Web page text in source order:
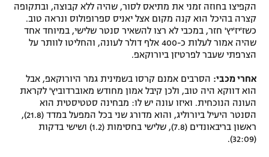
הקפיצו בחוזה זמני את מתיאס לסור, שהיה ללא קבוצה, ובתקופה
קצרה בהיכל הוא קנה מקום אצל יאניס ספרופולוס ונראה טוב.
כשז'יז'יץ' חזר, במכבי לא רצו להשאיר סנטר שלישי, במיוחד אחד
שהיה אמור לעלות כ-400 אלף דולר לעונה, והחליטו לוותר על
הצרפתי שעבר לפרטיזן ביורוקאפ.
אחרי מכבי: הסרבים אמנם קרסו בשמינית גמר היורוקאפ, אבל
הוא דווקא היה טוב, ולכן קיבל אמון מחודש מאוברדוביץ' לקראת
העונה הנוכחית. ואיזו עונה יש לו: מבחינה סטטיסטית הוא
הסנטר היעיל ביורוליג, והוא מדורג שני בכל המפעל במדד (21.8),
ראשון בריבאונדים (7.8), שלישי בחסימות (1.2) ושישי בדקות
(32:09).